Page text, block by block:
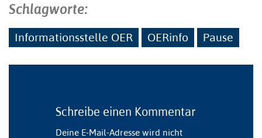
Schlagworte:
Informationsstelle OER OERinfo Pause
Schreibe einen Kommentar
Deine E-Mail-Adresse wird nicht